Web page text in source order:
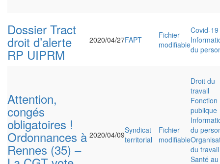
Dossier Tract
droit d’alerte
RP UIPRM
2020/04/27FAPT
Fichier
modifiable
Covid-19
du
Attention,
congés
obligatoires !
Ordonnances à
Rennes (35) –
2020/04/09Syndicat
territorial
Fichier
modifiable
Droit du
travail
Fonction
publique
du
du travail
Santé au